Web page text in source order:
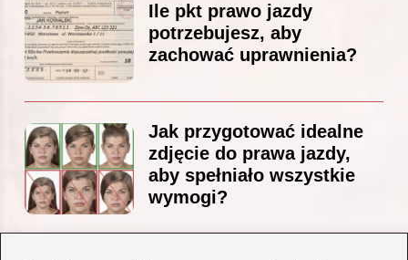
Ile pkt prawo jazdy
potrzebujesz, aby
zachować uprawnienia?
Jak przygotować idealne
zdjęcie do prawa jazdy,
aby spełniało wszystkie
wymogi?